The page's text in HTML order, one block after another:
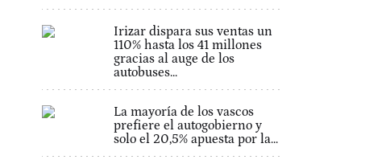
Irizar dispara sus ventas un
110% hasta los 41 millones
gracias al auge de los
autobuses...
La mayoría de los vascos
prefiere el autogobierno y
solo el 20,5% apuesta por la...